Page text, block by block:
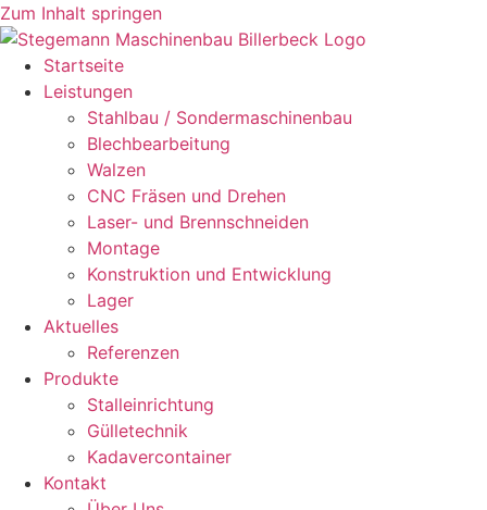
Zum Inhalt springen
Startseite
Leistungen
Stahlbau / Sondermaschinenbau
Blechbearbeitung
Walzen
CNC Fräsen und Drehen
Laser- und Brennschneiden
Montage
Konstruktion und Entwicklung
Lager
Aktuelles
Referenzen
Produkte
Stalleinrichtung
Gülletechnik
Kadavercontainer
Kontakt